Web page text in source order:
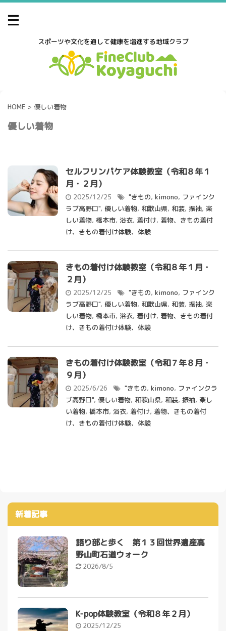
スポーツや文化を通して健康を増進する地域クラブ
HOME > 優しい着物
優しい着物
セルフリンパケア体験教室（令和８年１
月・２月）
2025/12/25 "きもの, kimono, ファインク
ラブ高野口", 優しい着物, 和歌山県, 和装, 振袖, 楽
しい着物, 橋本市, 浴衣, 着付け, 着物、きもの着付
け、きもの着付け体験、体験
きもの着付け体験教室（令和８年１月・
２月）
2025/12/25 "きもの, kimono, ファインク
ラブ高野口", 優しい着物, 和歌山県, 和装, 振袖, 楽
しい着物, 橋本市, 浴衣, 着付け, 着物、きもの着付
け、きもの着付け体験、体験
きもの着付け体験教室（令和７年８月・
９月）
2025/6/26 "きもの, kimono, ファインクラ
ブ高野口", 優しい着物, 和歌山県, 和装, 振袖, 楽し
い着物, 橋本市, 浴衣, 着付け, 着物、きもの着付
け、きもの着付け体験、体験
新着記事
語り部と歩く 第１３回世界遺産高
野山町石道ウォーク
2026/8/5
K-pop体験教室（令和８年２月）
2025/12/25